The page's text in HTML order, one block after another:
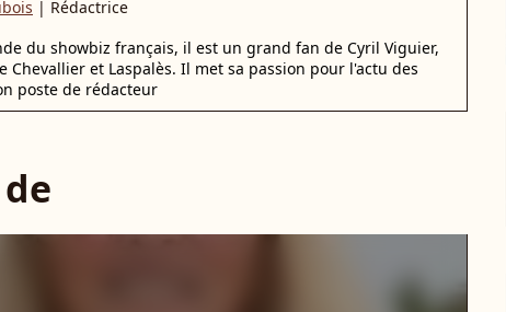
| Rédactrice
du showbiz français, il est un grand fan de Cyril Viguier,
Chevallier et Laspalès. Il met sa passion pour l'actu des
poste de rédacteur